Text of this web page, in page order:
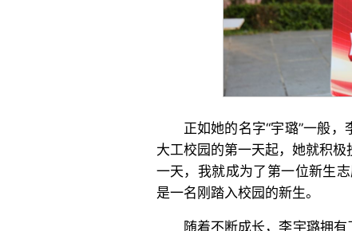
正如她的名字“宇璐”一般
大工校园的第一天起，她就积
一天，我就成为了第一位新生
是一名刚踏入校园的新生。
随着不断成长，李宇璐拥